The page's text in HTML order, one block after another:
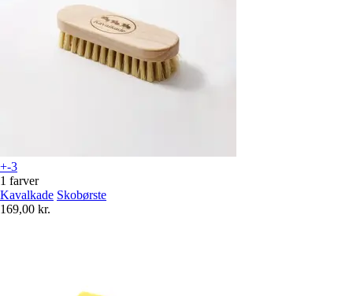
+-3
1 farver
Kavalkade Skobørste
169,00 kr.